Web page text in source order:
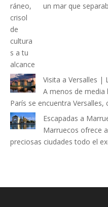
un mar que
Visita a Versalles |
A menos de media
París se encuentra Versalles,
Escapadas a
Marruecos ofrece
preciosas ciudades todo el